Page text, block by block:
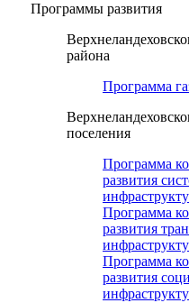
Программы развития
района
Программа
поселения
Программа
развития
Программа
развития
Программа
развития